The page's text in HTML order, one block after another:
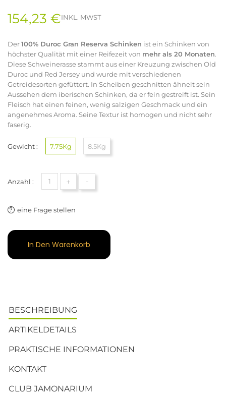
154,23 €INKL. MWST
Der100% Duroc Gran Reserva Schinken ist ein Schinken von
höchster Qualität mit einer Reifezeit von mehr als 20 Monaten.
Diese Schweinerasse stammt aus einer Kreuzung zwischen Old
Duroc und Red Jersey und wurde mit verschiedenen
Getreidesorten gefüttert. In Scheiben geschnitten ähnelt sein
Aussehen dem iberischen Schinken, da er fein gestreift ist. Sein
Fleisch hat einen feinen, wenig salzigen Geschmack und ein
angenehmes Aroma. Seine Textur ist homogen und nicht sehr
faserig.
Gewicht : 7.75Kg 8.5Kg
Anzahl : + -
eine Frage stellen
In Den Warenkorb
BESCHREIBUNG
ARTIKELDETAILS
PRAKTISCHE INFORMATIONEN
KONTAKT
CLUB JAMONARIUM